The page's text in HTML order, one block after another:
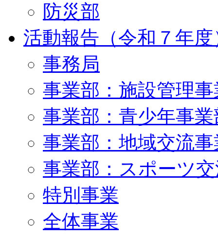
防災部
活動報告（令和７年度
事務局
事業部：施設管理
事業部：青少年事業
事業部：地域交流
事業部：スポーツ
特別事業
全体事業